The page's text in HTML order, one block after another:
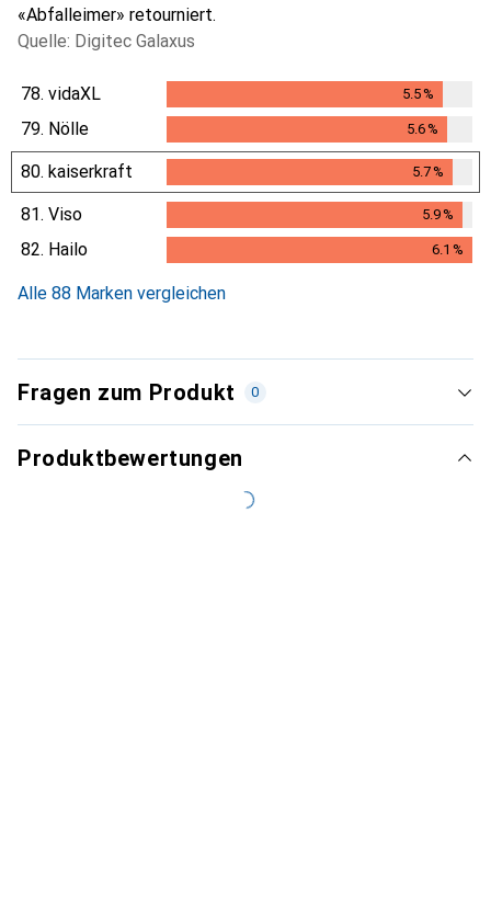
«Abfalleimer» retourniert.
Quelle: Digitec Galaxus
78. vidaXL 5.5%
5.5%
79. Nölle 5.6%
5.6%
80. kaiserkraft 5.7%
5.7%
81. Viso 5.9%
5.9%
82. Hailo 6.1 %
Alle 88 Marken vergleichen
Fragen zum Produkt 0
Produktbewertungen